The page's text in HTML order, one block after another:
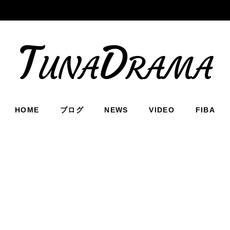
TunaDrama
HOME ブログ NEWS VIDEO FIBA